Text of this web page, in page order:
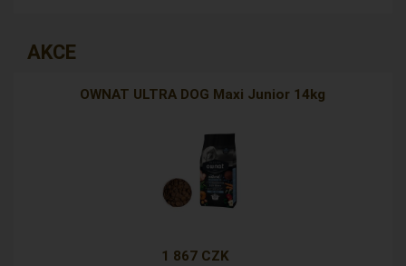
AKCE
OWNAT ULTRA DOG Maxi Junior 14kg
1 867 CZK